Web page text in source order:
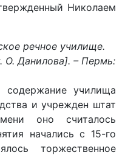
Николаем
речное училище.
О. Данилова]. – Пермь:
училища
и учрежден штат
оно считалось
начались с 15-го
торжественное